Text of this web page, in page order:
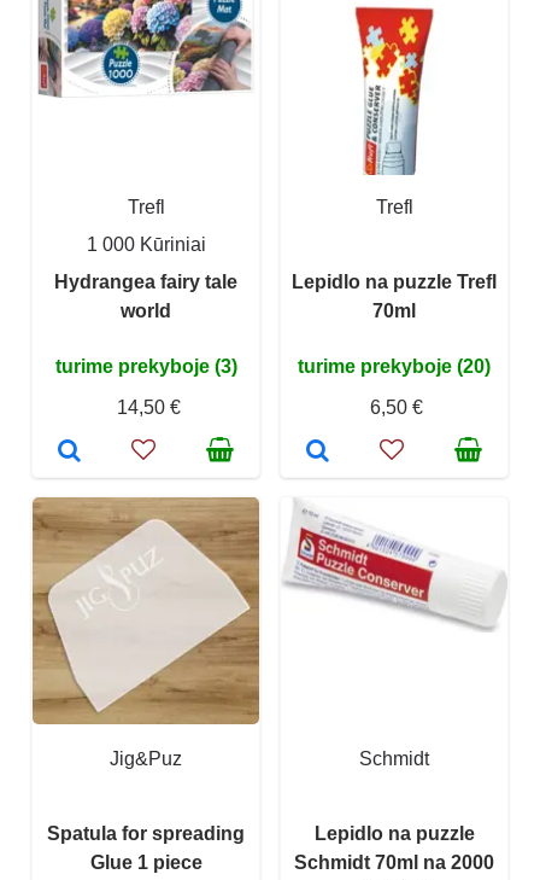
Trefl
1 000 Kūriniai
Hydrangea fairy tale
world
turime prekyboje (3)
14,50 €
Trefl
Lepidlo na puzzle Trefl
70ml
turime prekyboje (20)
6,50 €
Jig&Puz
Spatula for spreading
Glue 1 piece
Schmidt
Lepidlo na puzzle
Schmidt 70ml na 2000